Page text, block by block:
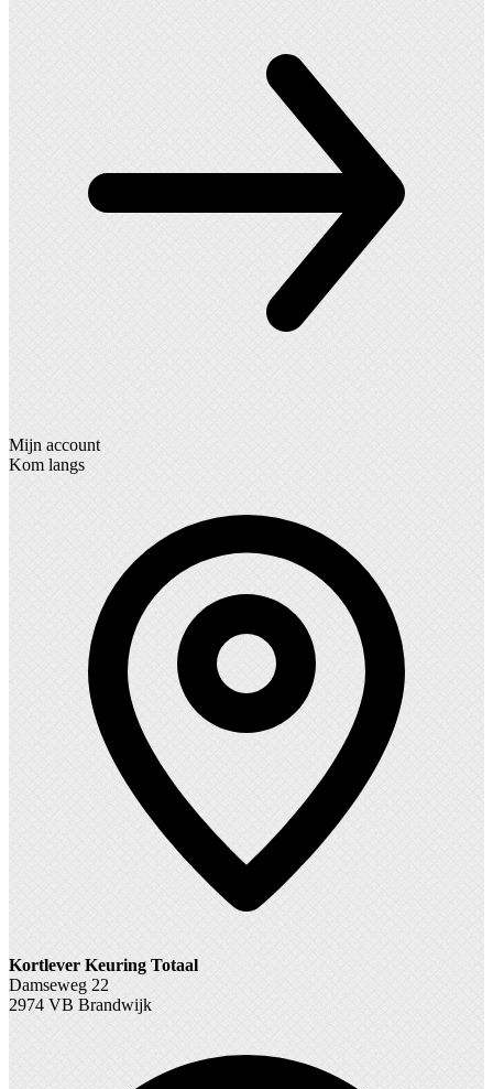
Mijn account
Kom langs
Kortlever Keuring Totaal
Damseweg 22
2974 VB Brandwijk